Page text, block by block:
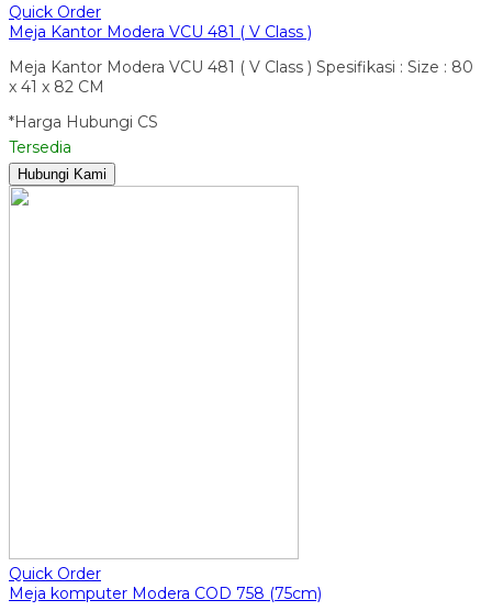
Quick Order
Meja Kantor Modera VCU 481 ( V Class )
Meja Kantor Modera VCU 481 ( V Class ) Spesifikasi : Size : 80
x 41 x 82 CM
*Harga Hubungi CS
Tersedia
Hubungi Kami
Quick Order
Meja komputer Modera COD 758 (75cm)